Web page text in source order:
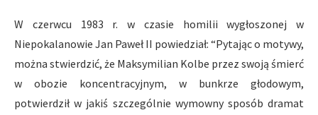
W czerwcu 1983 r. w czasie homilii wygłoszonej w
Niepokalanowie Jan Paweł II powiedział: “Pytając o motywy,
można stwierdzić, że Maksymilian Kolbe przez swoją śmierć
w obozie koncentracyjnym, w bunkrze głodowym,
potwierdził w jakiś szczególnie wymowny sposób dramat